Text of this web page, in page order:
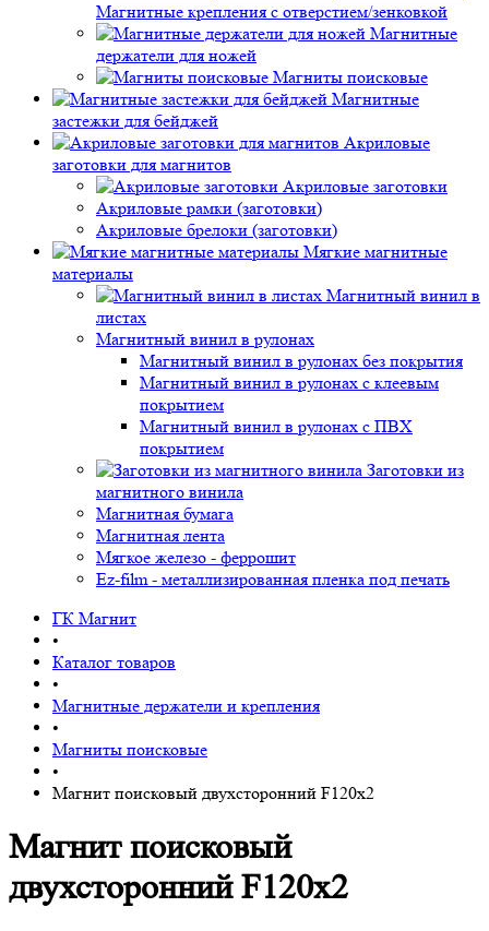
Магнитные крепления с отверстием/зенковкой
Магнитные
держатели для ножей
Магниты поисковые
Магнитные
застежки для бейджей
Акриловые
заготовки для магнитов
Акриловые заготовки
Акриловые рамки (заготовки)
Акриловые брелоки (заготовки)
Мягкие магнитные
материалы
Магнитный винил в
листах
Магнитный винил в рулонах
Магнитный винил в рулонах без покрытия
Магнитный винил в рулонах с клеевым
покрытием
Магнитный винил в рулонах с ПВХ
покрытием
Заготовки из
магнитного винила
Магнитная бумага
Магнитная лента
Мягкое железо - феррошит
Ez-film - металлизированная пленка под печать
ГК Магнит
•
Каталог товаров
•
Магнитные держатели и крепления
•
Магниты поисковые
•
Магнит поисковый двухсторонний F120х2
Магнит поисковый
двухсторонний F120х2